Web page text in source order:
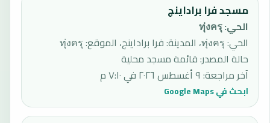
مسجد فرا براداينج
الحي:
ทุ่งครุ
الحي: ทุ่งครุ، المدينة: فرا براداينج، الموقع: ทุ่งครุ
حالة المصدر:قائمة مسجد محلية
آخر مراجعة: ٩ أغسطس ٢٠٢٦ في ٧:١٠ م
ابحث في Google Maps